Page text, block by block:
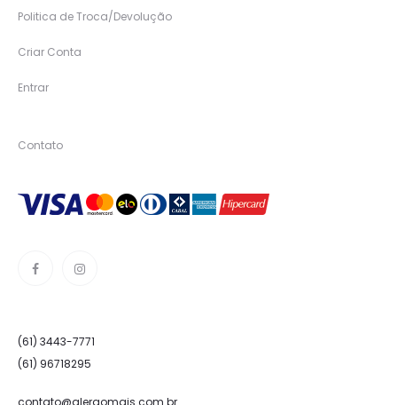
Politica de Troca/Devolução
Criar Conta
Entrar
Contato
(61) 3443-7771
(61) 96718295